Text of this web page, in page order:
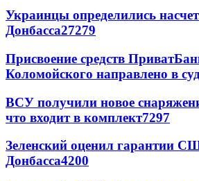
Украинцы определились
Донбасса27279
Присвоение средств
Коломойского направлено в суд
ВСУ получили новое
что входит в комплект7297
Зеленский оценил гарантии
Донбасса4200